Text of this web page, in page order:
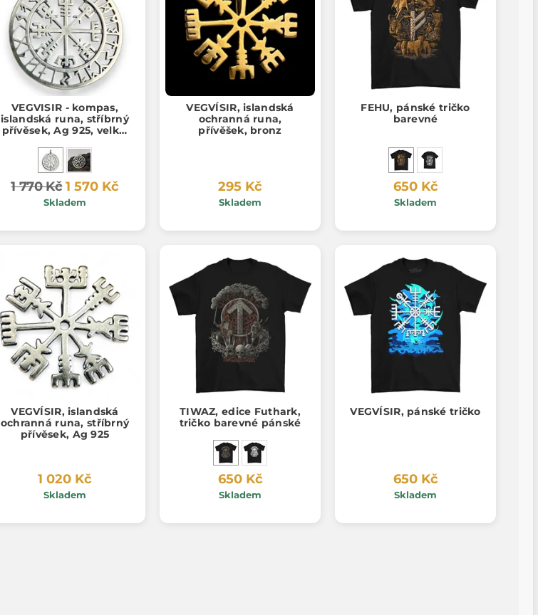
VEGVISIR - kompas,
islandská runa, stříbrný
přívěsek, Ag 925, velký,
1 770 Kč 1 570 Kč
Skladem
VEGVÍSIR, islandská
ochranná runa,
přívěšek, bronz
295 Kč
Skladem
FEHU, pánské tričko
barevné
650 Kč
Skladem
VEGVÍSIR, islandská
ochranná runa, stříbrný
přívěsek, Ag 925
1 020 Kč
Skladem
TIWAZ, edice Futhark,
tričko barevné pánské
650 Kč
Skladem
VEGVÍSIR, pánské tričko
650 Kč
Skladem